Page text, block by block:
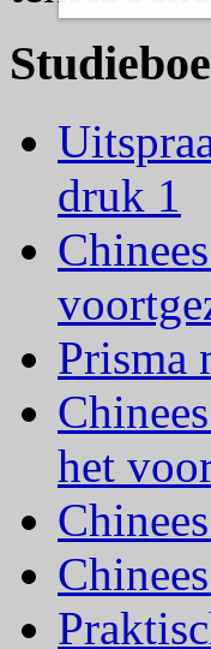
druk 1
Prisma
het